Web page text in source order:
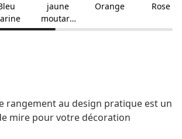
jaune
moutard
e
Orange Rose
rangement au design pratique est un
mire pour votre décoration